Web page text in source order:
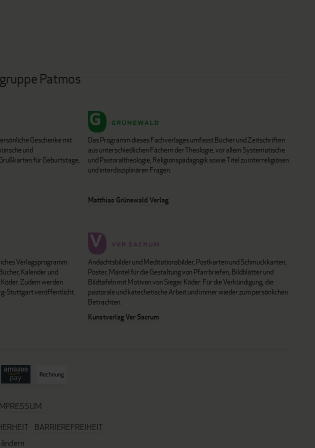
Patmos
Geschenke mit
und
für Geburtstage,
Das Programm dieses Fachverlages umfasst Bücher und Zeitschriften
aus unterschiedlichen Fächern der Theologie, vor allem Systematische
und Pastoraltheologie, Religionspädagogik sowie Titel zu interreligiösen
und interdisziplinären Fragen.
Matthias Grünewald Verlag
Verlagsprogramm
Kalender und
Zudem werden
Stuttgart veröffentlicht.
Andachtsbilder und Meditationsbilder, Postkarten und Schmuckkarten,
Poster, Mäntel für die Gestaltung von Pfarrbriefen, Bildblätter und
Bildtafeln mit Motiven von Sieger Köder. Für die Verkündigung, die
pastorale und katechetische Arbeit und immer wieder zum persönlichen
Betrachten.
Kunstverlag Ver Sacrum
BARRIEREFREIHEIT